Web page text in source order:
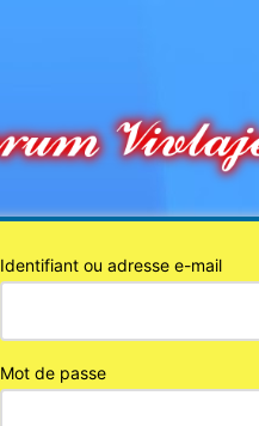
Identifiant ou adresse e-mail
Mot de passe